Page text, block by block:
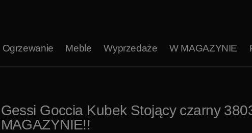
Ogrzewanie Meble Wyprzedaże W MAGAZYNIE
Gessi Goccia Kubek Stojący czarny
MAGAZYNIE!!